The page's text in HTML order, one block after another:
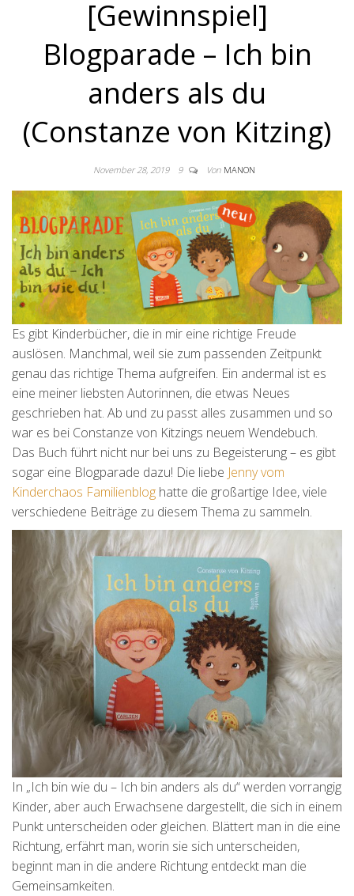
[Gewinnspiel]
Blogparade – Ich bin
anders als du
(Constanze von Kitzing)
November 28, 2019 9 Von MANON
Es gibt Kinderbücher, die in mir eine richtige Freude
auslösen. Manchmal, weil sie zum passenden Zeitpunkt
genau das richtige Thema aufgreifen. Ein andermal ist es
eine meiner liebsten Autorinnen, die etwas Neues
geschrieben hat. Ab und zu passt alles zusammen und so
war es bei Constanze von Kitzings neuem Wendebuch.
Das Buch führt nicht nur bei uns zu Begeisterung – es gibt
sogar eine Blogparade dazu! Die liebe Jenny vom
Kinderchaos Familienblog hatte die großartige Idee, viele
verschiedene Beiträge zu diesem Thema zu sammeln.
In „Ich bin wie du – Ich bin anders als du“ werden vorrangig
Kinder, aber auch Erwachsene dargestellt, die sich in einem
Punkt unterscheiden oder gleichen. Blättert man in die eine
Richtung, erfährt man, worin sie sich unterscheiden,
beginnt man in die andere Richtung entdeckt man die
Gemeinsamkeiten.